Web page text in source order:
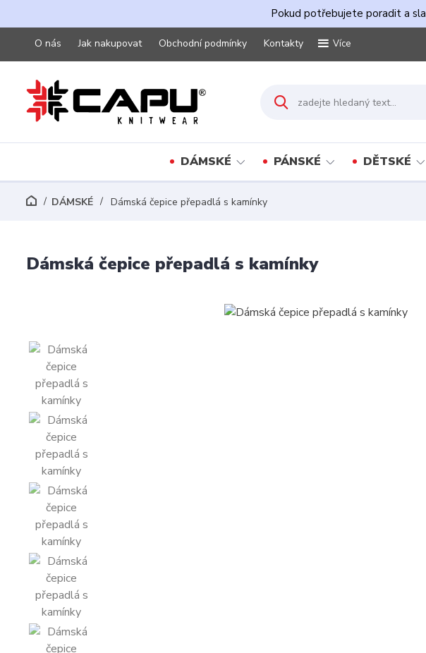
Pokud potřebujete poradit a
O nás Jak nakupovat Obchodní podmínky Kontakty Více
DÁMSKÉ PÁNSKÉ DĚTSKÉ
DÁMSKÉ Dámská čepice přepadlá s kamínky
Dámská čepice přepadlá s kamínky